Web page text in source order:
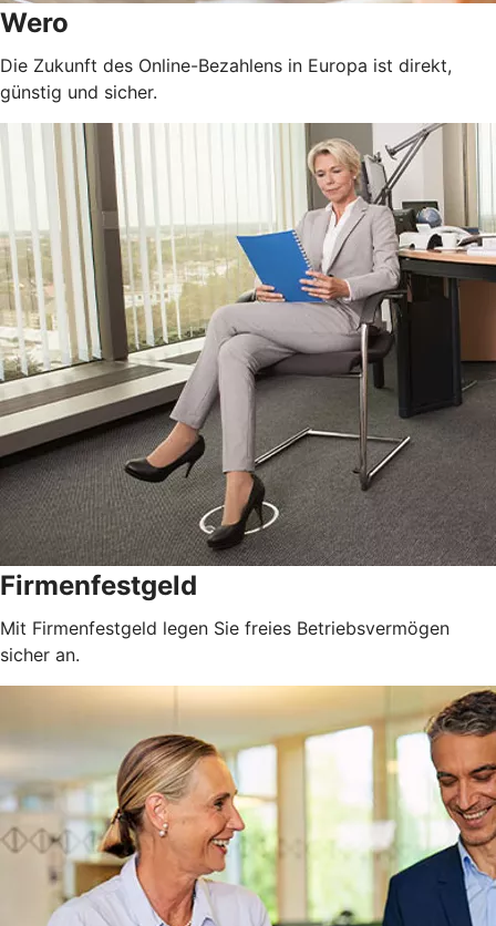
Wero
Die Zukunft des Online-Bezahlens in Europa ist direkt,
günstig und sicher.
Firmenfestgeld
Mit Firmenfestgeld legen Sie freies Betriebsvermögen
sicher an.